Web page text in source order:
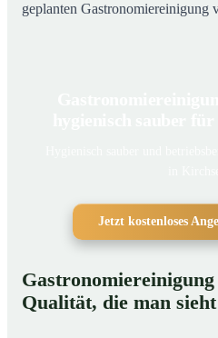
geplanten Gastronomiereinigung
Jetzt kostenloses
Qualität, die man sieht